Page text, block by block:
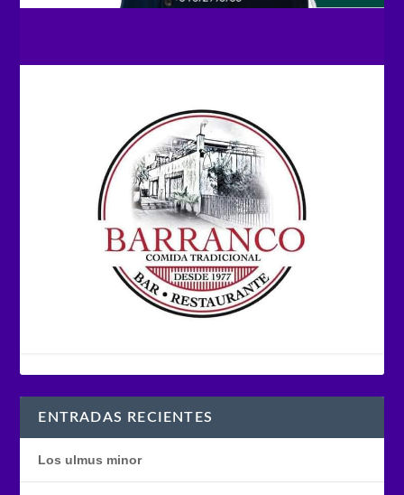
ENTRADAS RECIENTES
Los ulmus minor